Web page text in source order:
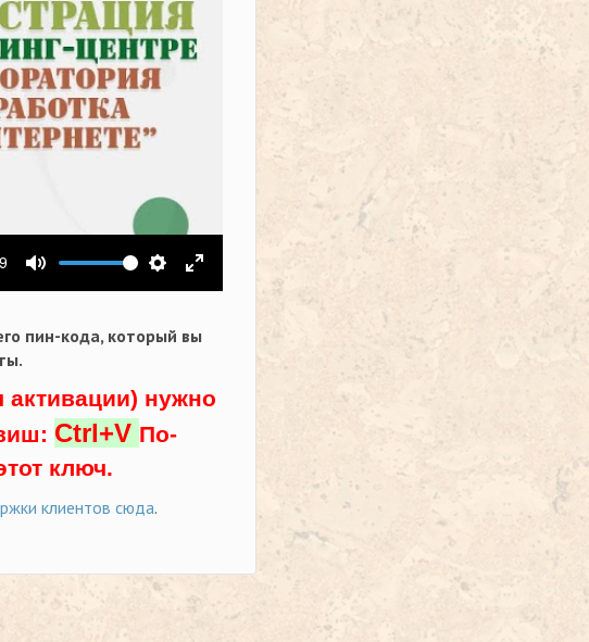
Выключить звукНастройки
На весь экран
пин-кода, который вы
активации) нужно
Ctrl+V По-
ключ.
клиентов сюда.